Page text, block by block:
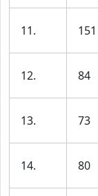
11. 151
12. 84
13. 73
14. 80